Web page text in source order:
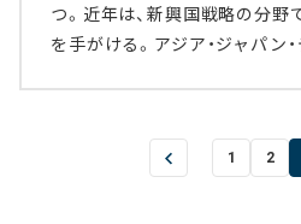
つ。近年は、新興国戦略の分
を手がける。アジア・ジャパン
1 2